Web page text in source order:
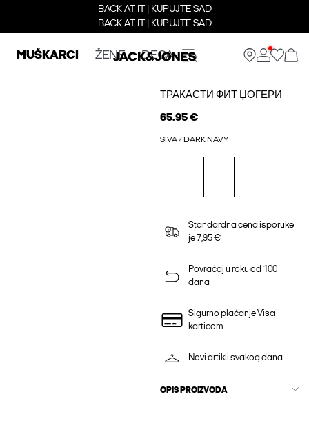
BACK AT IT | KUPUJTE SAD
BACK AT IT | KUPUJTE SAD
MUŠKARCI ŽENE DECA
ТРАКАСТИ ФИТ ЏОГЕРИ
65.95 €
SIVA / DARK NAVY
Standardna cena isporuke
je 7,95 €
Povraćaj u roku od 100
dana
Sigurno plaćanje Visa
karticom
Novi artikli svakog dana
OPIS PROIZVODA